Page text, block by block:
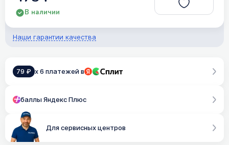
В наличии
Наши гарантии качества
79 ₽ x 6 платежей в
баллы Яндекс Плюс
Для сервисных центров